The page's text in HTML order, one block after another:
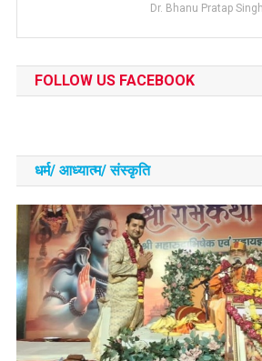
Dr. Bhanu Pratap Singh
FOLLOW US FACEBOOK
धर्म/ आध्‍यात्‍म/ संस्‍कृति